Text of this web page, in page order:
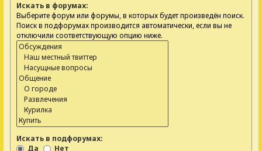
Искать в форумах:
Выберите форум или форумы, в которых будет произведён поиск.
Поиск в подфорумах производится автоматически, если вы не
отключили соответствующую опцию ниже.
Искать в подфорумах:
Да
Нет